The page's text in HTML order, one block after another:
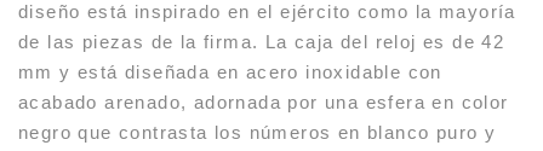
diseño está inspirado en el ejército como la mayoría
de las piezas de la firma. La caja del reloj es de 42
mm y está diseñada en acero inoxidable con
acabado arenado, adornada por una esfera en color
negro que contrasta los números en blanco puro y